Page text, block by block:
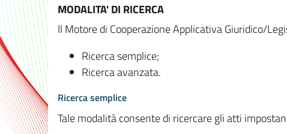
MODALITA' DI RICERCA
Il Motore di Cooperazione Applicativa Giuridico/
Ricerca semplice;
Ricerca avanzata.
Ricerca semplice
Tale modalità consente di ricercare gli atti